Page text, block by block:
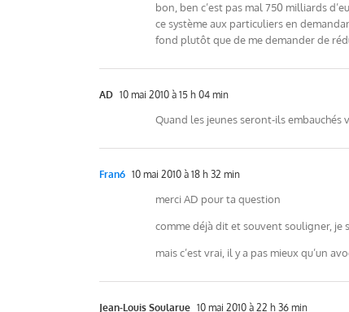
bon, ben c’est pas mal 750 milliards
ce système aux particuliers en
fond plutôt que de me demander de
AD 10 mai 2010 à 15 h 04 min
Quand les jeunes seront-ils
Fran6 10 mai 2010 à 18 h 32 min
merci AD pour ta question
comme déjà dit et souvent souligner, je
mais c’est vrai, il y a pas mieux qu’un
Jean-Louis Soularue 10 mai 2010 à 22 h 36 min